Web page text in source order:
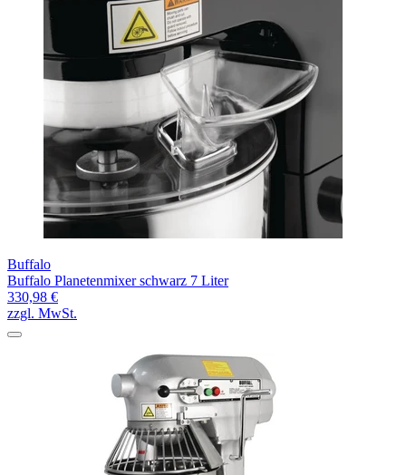
Buffalo
Buffalo Planetenmixer schwarz 7 Liter
330,98 €
zzgl. MwSt.